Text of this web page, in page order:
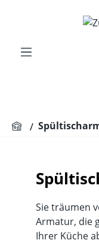
Zum Hauptinhalt
Sie träumen
Armatur, die
Ihrer Küche